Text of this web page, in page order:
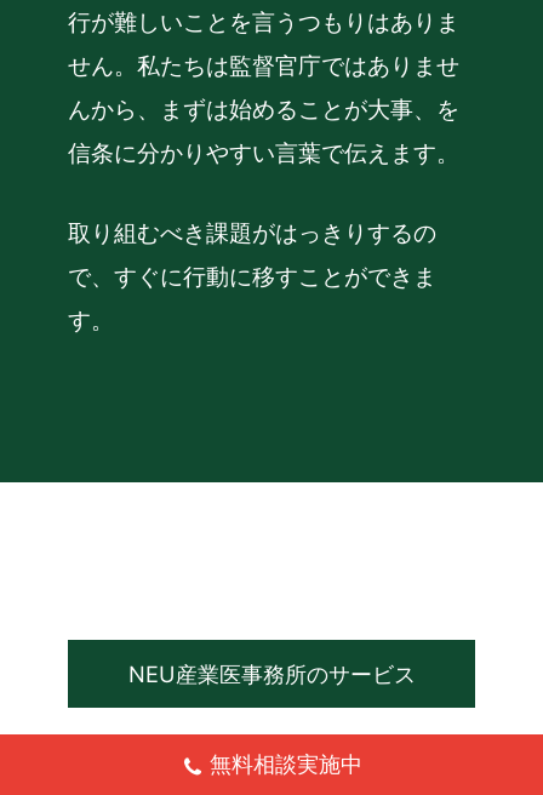
行が難しいことを言うつもりはありま
せん。私たちは監督官庁ではありませ
んから、まずは始めることが大事、を
信条に分かりやすい言葉で伝えます。
取り組むべき課題がはっきりするの
で、すぐに行動に移すことができま
す。
NEU産業医事務所のサービス
法定業務
無料相談実施中